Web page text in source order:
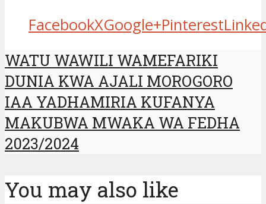
FacebookXGoogle+Pinterest
WATU WAWILI WAMEFARIKI
DUNIA KWA AJALI MOROGORO
IAA YADHAMIRIA KUFANYA
MAKUBWA MWAKA WA FEDHA
2023/2024
You may also like